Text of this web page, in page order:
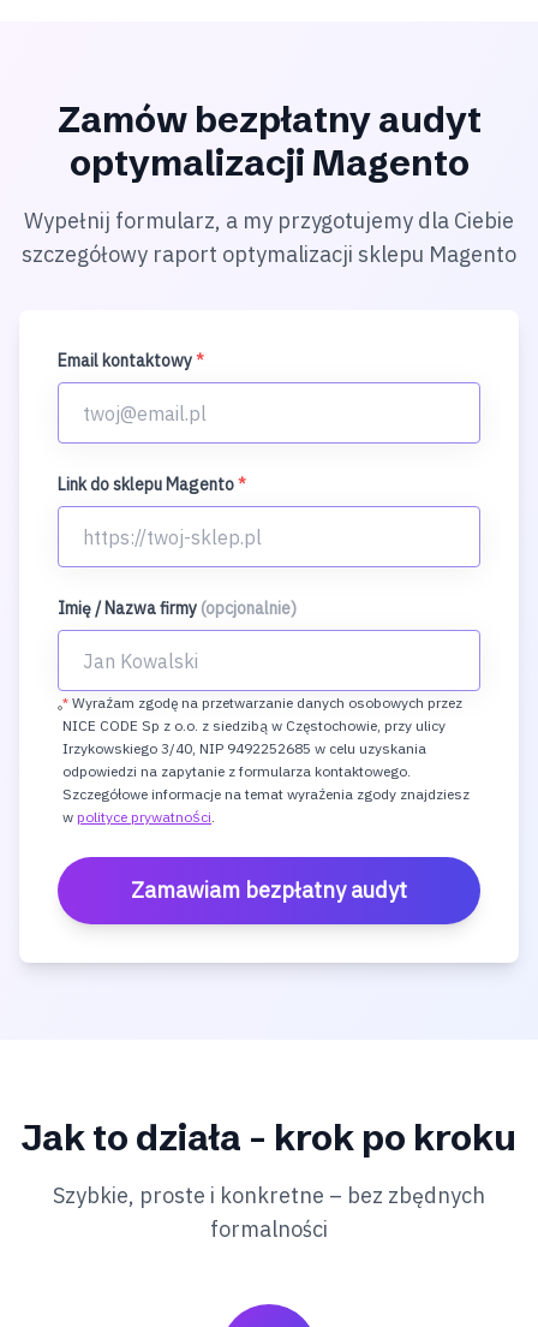
Zamów bezpłatny audyt
optymalizacji Magento
Wypełnij formularz, a my przygotujemy dla Ciebie
szczegółowy raport optymalizacji sklepu Magento
Email kontaktowy*
Link do sklepu Magento*
Imię / Nazwa firmy (opcjonalnie)
* Wyrażam zgodę na przetwarzanie danych osobowych przez
NICE CODE Sp z o.o. z siedzibą w Częstochowie, przy ulicy
Irzykowskiego 3/40, NIP 9492252685 w celu uzyskania
odpowiedzi na zapytanie z formularza kontaktowego.
Szczegółowe informacje na temat wyrażenia zgody znajdziesz
w polityce prywatności.
Zamawiam bezpłatny audyt
Jak to działa – krok po kroku
Szybkie, proste i konkretne – bez zbędnych
formalności